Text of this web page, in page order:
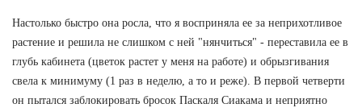
Настолько быстро она росла, что я восприняла ее за неприхотливое
растение и решила не слишком с ней "нянчиться" - переставила ее в
глубь кабинета (цветок растет у меня на работе) и обрызгивания
свела к минимуму (1 раз в неделю, а то и реже). В первой четверти
он пытался заблокировать бросок Паскаля Сиакама и неприятно